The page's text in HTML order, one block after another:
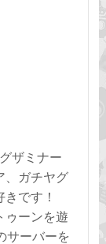
ザミナー
、ガチヤグ
です！
ゥーンを遊
サーバーを